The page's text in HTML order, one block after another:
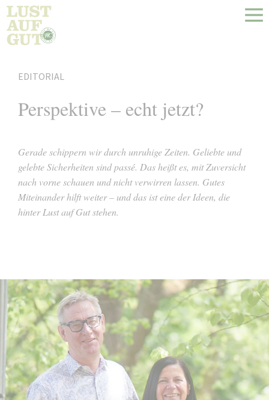
EDITORIAL
Perspektive – echt jetzt?
Gerade schippern wir durch unruhige Zeiten. Geliebte und
gelebteSicherheiten sind passé. Das heißt es, mit Zuversicht
nach vorne schauen und nicht verwirren lassen. Gutes
Miteinander hilft weiter – und das ist eine der Ideen, die
hinter Lust auf Gut stehen.